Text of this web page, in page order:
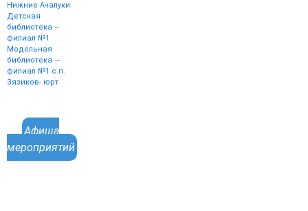
Нижние Ачалуки
Детская
библиотека –
филиал №1
Модельная
библиотека —
филиал №1 с.п.
Зязиков- юрт
Афиша
мероприятий